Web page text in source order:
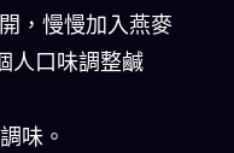
，慢慢加入燕麥
人口味調整鹹
味。